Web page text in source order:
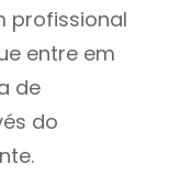
profissional
entre em
de
do